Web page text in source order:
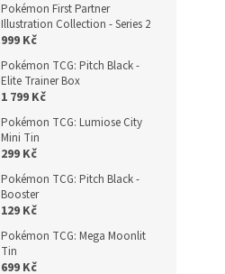
Pokémon First Partner
Illustration Collection - Series 2
999 Kč
Pokémon TCG: Pitch Black -
Elite Trainer Box
1 799 Kč
Pokémon TCG: Lumiose City
Mini Tin
299 Kč
Pokémon TCG: Pitch Black -
Booster
129 Kč
Pokémon TCG: Mega Moonlit
Tin
699 Kč